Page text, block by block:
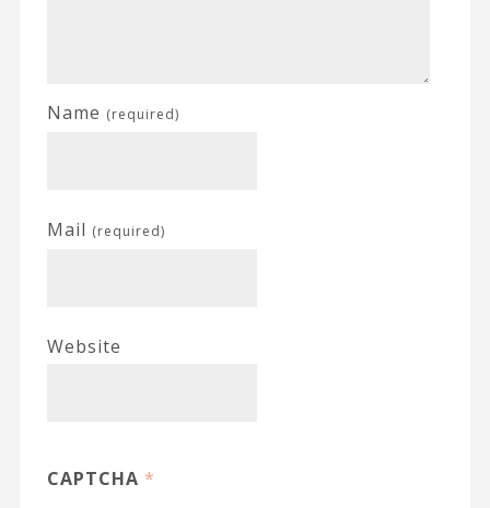
Name (required)
Mail (required)
Website
CAPTCHA *